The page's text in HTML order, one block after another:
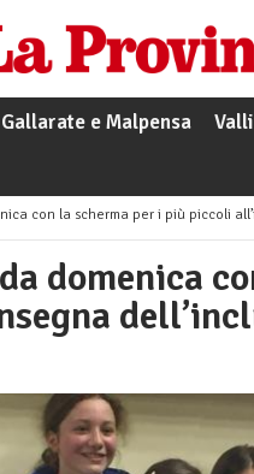
Gallarate e Malpensa
con la scherma per i più piccoli
domenica